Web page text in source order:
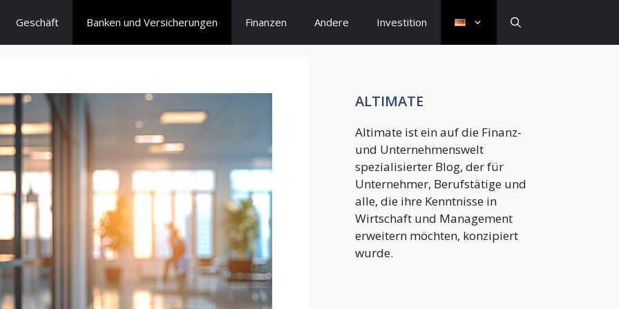
Geschäft Banken und Versicherungen Finanzen Andere Investition
ALTIMATE
Altimate ist ein auf die Finanz-
und Unternehmenswelt
spezialisierter Blog, der für
Unternehmer, Berufstätige und
alle, die ihre Kenntnisse in
Wirtschaft und Management
erweitern möchten, konzipiert
wurde.